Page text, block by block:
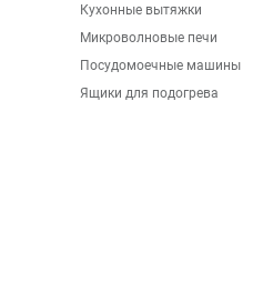
Кухонные вытяжки
Микроволновые печи
Посудомоечные машины
Ящики для подогрева